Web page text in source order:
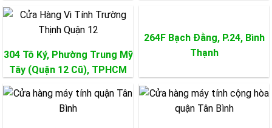
304 Tô Ký, Phường Trung Mỹ
Tây (Quận 12 Cũ), TPHCM
264F Bạch Đằng, P.24, Bình
Thạnh